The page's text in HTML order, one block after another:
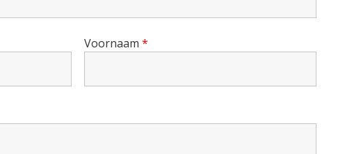
Voornaam *